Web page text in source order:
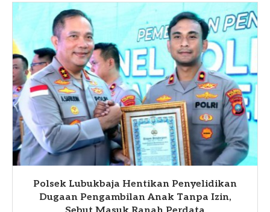
Polsek Lubukbaja Hentikan Penyelidikan
Dugaan Pengambilan Anak Tanpa Izin,